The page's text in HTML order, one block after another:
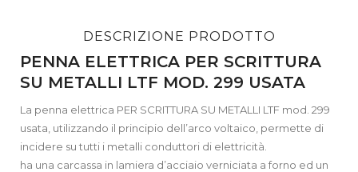
DESCRIZIONE PRODOTTO
PENNA ELETTRICA PER SCRITTURA
SU METALLI LTF MOD. 299 USATA
La penna elettrica PER SCRITTURA SU METALLI LTF mod. 299
usata, utilizzando il principio dell’arco voltaico, permette di
incidere su tutti i metalli conduttori di elettricità.
ha una carcassa in lamiera d’acciaio verniciata a forno ed un